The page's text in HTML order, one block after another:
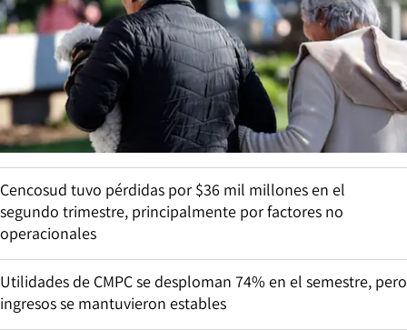
Cencosud tuvo pérdidas por $36 mil millones en el
segundo trimestre, principalmente por factores no
operacionales
Utilidades de CMPC se desploman 74% en el semestre, pero
ingresos se mantuvieron estables